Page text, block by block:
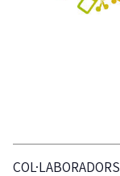
COL·LABORADORS